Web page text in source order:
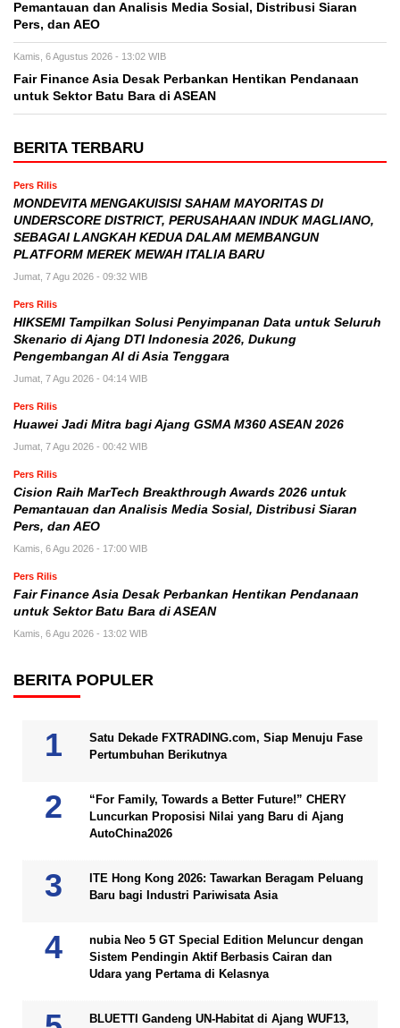
Pemantauan dan Analisis Media Sosial, Distribusi Siaran
Pers, dan AEO
Kamis, 6 Agustus 2026 - 13:02 WIB
Fair Finance Asia Desak Perbankan Hentikan Pendanaan
untuk Sektor Batu Bara di ASEAN
BERITA TERBARU
Pers Rilis
MONDEVITA MENGAKUISISI SAHAM MAYORITAS DI
UNDERSCORE DISTRICT, PERUSAHAAN INDUK MAGLIANO,
SEBAGAI LANGKAH KEDUA DALAM MEMBANGUN
PLATFORM MEREK MEWAH ITALIA BARU
Jumat, 7 Agu 2026 - 09:32 WIB
Pers Rilis
HIKSEMI Tampilkan Solusi Penyimpanan Data untuk Seluruh
Skenario di Ajang DTI Indonesia 2026, Dukung
Pengembangan AI di Asia Tenggara
Jumat, 7 Agu 2026 - 04:14 WIB
Pers Rilis
Huawei Jadi Mitra bagi Ajang GSMA M360 ASEAN 2026
Jumat, 7 Agu 2026 - 00:42 WIB
Pers Rilis
Cision Raih MarTech Breakthrough Awards 2026 untuk
Pemantauan dan Analisis Media Sosial, Distribusi Siaran
Pers, dan AEO
Kamis, 6 Agu 2026 - 17:00 WIB
Pers Rilis
Fair Finance Asia Desak Perbankan Hentikan Pendanaan
untuk Sektor Batu Bara di ASEAN
Kamis, 6 Agu 2026 - 13:02 WIB
BERITA POPULER
Satu Dekade FXTRADING.com, Siap Menuju Fase
Pertumbuhan Berikutnya
“For Family, Towards a Better Future!” CHERY
Luncurkan Proposisi Nilai yang Baru di Ajang
AutoChina2026
ITE Hong Kong 2026: Tawarkan Beragam Peluang
Baru bagi Industri Pariwisata Asia
nubia Neo 5 GT Special Edition Meluncur dengan
Sistem Pendingin Aktif Berbasis Cairan dan
Udara yang Pertama di Kelasnya
BLUETTI Gandeng UN-Habitat di Ajang WUF13,